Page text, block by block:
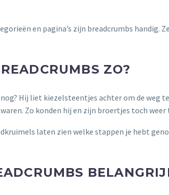
en pagina’s zijn breadcrumbs handig.
ZO?
Hij liet kiezelsteentjes achter om de weg
Zo konden hij en zijn broertjes toch weer
laten zien welke stappen je hebt